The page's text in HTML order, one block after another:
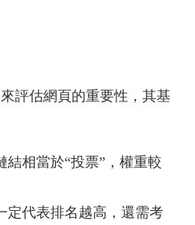
來評估網頁的重要性，其基
結相當於“投票”，權重較
定代表排名越高，還需考